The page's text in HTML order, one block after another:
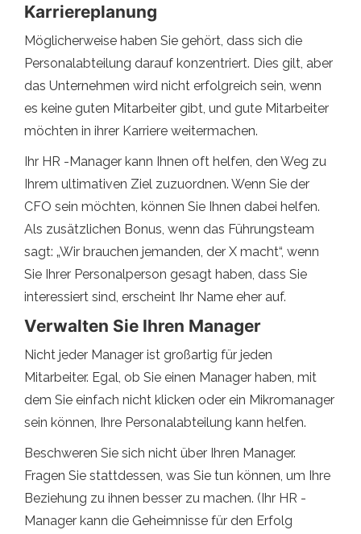
Karriereplanung
Möglicherweise haben Sie gehört, dass sich die
Personalabteilung darauf konzentriert. Dies gilt, aber
das Unternehmen wird nicht erfolgreich sein, wenn
es keine guten Mitarbeiter gibt, und gute Mitarbeiter
möchten in ihrer Karriere weitermachen.
Ihr HR -Manager kann Ihnen oft helfen, den Weg zu
Ihrem ultimativen Ziel zuzuordnen. Wenn Sie der
CFO sein möchten, können Sie Ihnen dabei helfen.
Als zusätzlichen Bonus, wenn das Führungsteam
sagt: „Wir brauchen jemanden, der X macht“, wenn
Sie Ihrer Personalperson gesagt haben, dass Sie
interessiert sind, erscheint Ihr Name eher auf.
Verwalten Sie Ihren Manager
Nicht jeder Manager ist großartig für jeden
Mitarbeiter. Egal, ob Sie einen Manager haben, mit
dem Sie einfach nicht klicken oder ein Mikromanager
sein können, Ihre Personalabteilung kann helfen.
Beschweren Sie sich nicht über Ihren Manager.
Fragen Sie stattdessen, was Sie tun können, um Ihre
Beziehung zu ihnen besser zu machen. (Ihr HR -
Manager kann die Geheimnisse für den Erfolg